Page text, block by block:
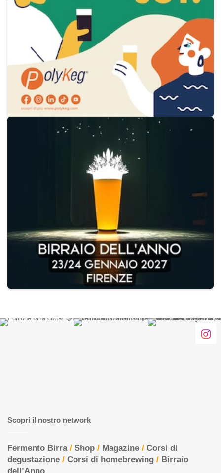
Scopri il nostro network
Fermento Birra/ Shop / Magazine / Corsi di
degustazione / Corsi di homebrewing / Birraio
dell’Anno